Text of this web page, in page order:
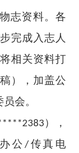
志资料。 各
完成入志人
相关资料打
），加盖公
会。
），
公 /传真电